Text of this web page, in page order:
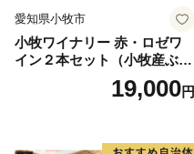
愛知県小牧市
小牧ワイナリー 赤・ロゼワ
イン２本セット（小牧産ぶど
19,000円